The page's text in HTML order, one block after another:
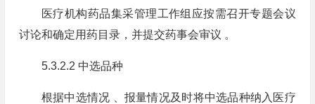
医疗机构药品集采管理工作组应按需召开专题会议
讨论和确定用药目录，并提交药事会审议 。
5.3.2.2 中选品种
根据中选情况 、报量情况及时将中选品种纳入医疗